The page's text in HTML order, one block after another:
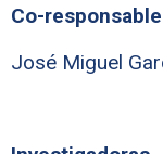
Co-
José Miguel